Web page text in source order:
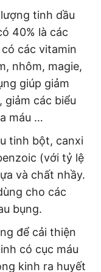
tinh dầu
40% là các
các vitamin
nhôm, magie,
giúp giảm
giảm các biểu
máu …
tinh bột, canxi
(với tỷ lệ
và chất nhầy.
cho các
bụng.
để cải thiện
có cục máu
kinh ra huyết